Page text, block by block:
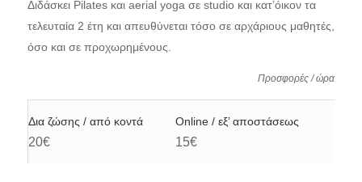
Διδάσκει Pilates και aerial yoga σε studio και κατ’όικον τα
τελευταία 2 έτη και απευθύνεται τόσο σε αρχάριους μαθητές,
όσο και σε προχωρημένους.
Προσφορές / ώρα
Δια ζώσης / από κοντά
20€
Online / εξ’ αποστάσεως
15€